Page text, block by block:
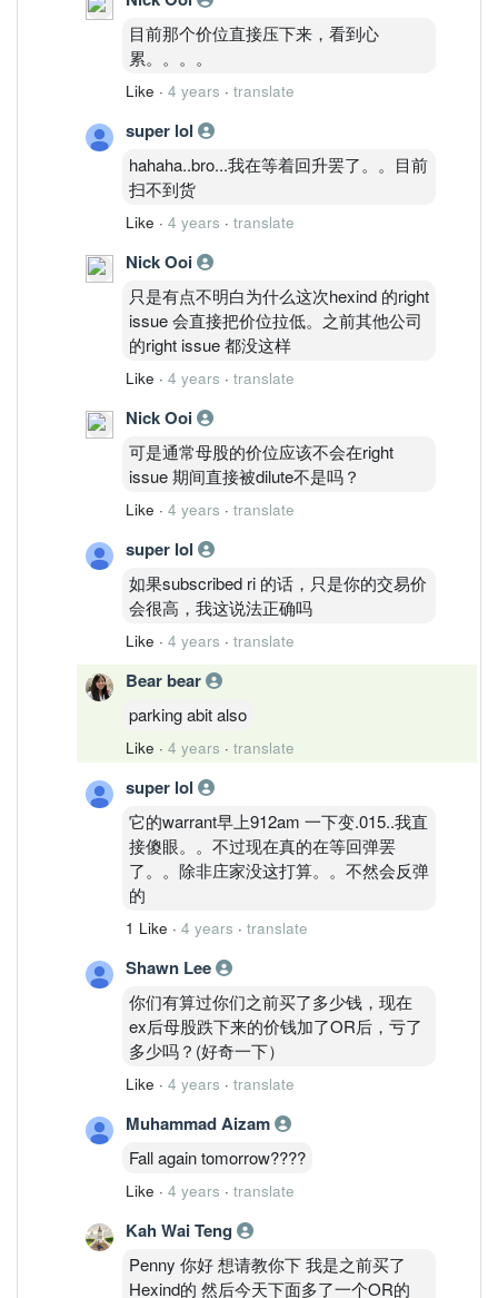
目前那个价位直接压下来，看到心
累。。。。
Like · 4 years · translate
super lol
hahaha..bro...我在等着回升罢了。。目前
扫不到货
Like · 4 years · translate
Nick Ooi
只是有点不明白为什么这次hexind 的right
issue 会直接把价位拉低。之前其他公司
的right issue 都没这样
Like · 4 years · translate
Nick Ooi
可是通常母股的价位应该不会在right
issue 期间直接被dilute不是吗？
Like · 4 years · translate
super lol
如果subscribed ri 的话，只是你的交易价
会很高，我这说法正确吗
Like · 4 years · translate
Bear bear
parking abit also
Like · 4 years · translate
super lol
它的warrant早上912am 一下变.015..我直
接傻眼。。不过现在真的在等回弹罢
了。。除非庄家没这打算。。不然会反弹
的
1 Like · 4 years · translate
Shawn Lee
你们有算过你们之前买了多少钱，现在
ex后母股跌下来的价钱加了OR后，亏了
多少吗？(好奇一下）
Like · 4 years · translate
Muhammad Aizam
Fall again tomorrow????
Like · 4 years · translate
Kah Wai Teng
Penny 你好 想请教你下 我是之前买了
Hexind的 然后今天下面多了一个OR的